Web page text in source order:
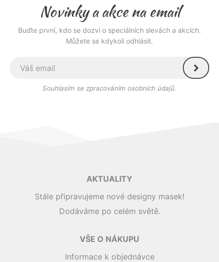
Novinky a akce na email
Buďte první, kdo se dozví o speciálních slevách a akcích.
Můžete se kdykoli odhlásit.
Souhlasím se zpracováním osobních údajů.
AKTUALITY
Stále připravujeme nové designy masek!
Dodáváme po celém světě.
VŠE O NÁKUPU
Informace k objednávce